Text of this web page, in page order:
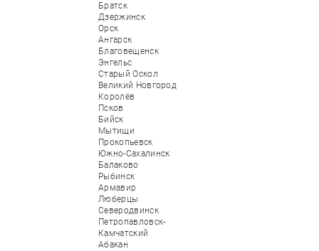
Братск
Дзержинск
Орск
Ангарск
Благовещенск
Энгельс
Старый Оскол
Великий Новгород
Королёв
Псков
Бийск
Мытищи
Прокопьевск
Южно-Сахалинск
Балаково
Рыбинск
Армавир
Люберцы
Северодвинск
Петропавловск-
Камчатский
Абакан